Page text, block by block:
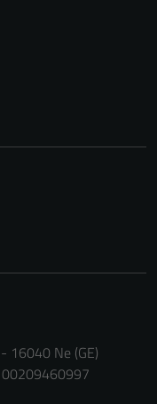
16040 Ne (GE)
00209460997